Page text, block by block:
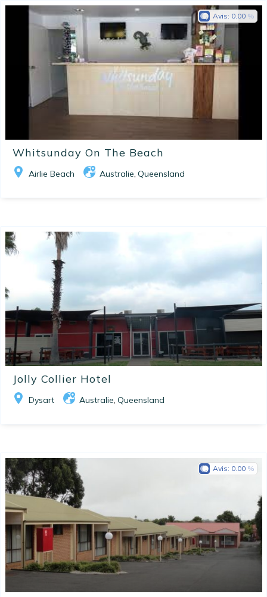
Whitsunday On The Beach
Airlie Beach Australie, Queensland
Avis: 0.00
Jolly Collier Hotel
Dysart Australie, Queensland
Avis: 0.00